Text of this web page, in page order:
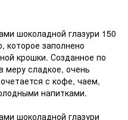
шоколадной глазури 150
которое заполнено
крошки. Созданное по
меру сладкое, очень
с кофе, чаем,
напитками.
шоколадной глазури